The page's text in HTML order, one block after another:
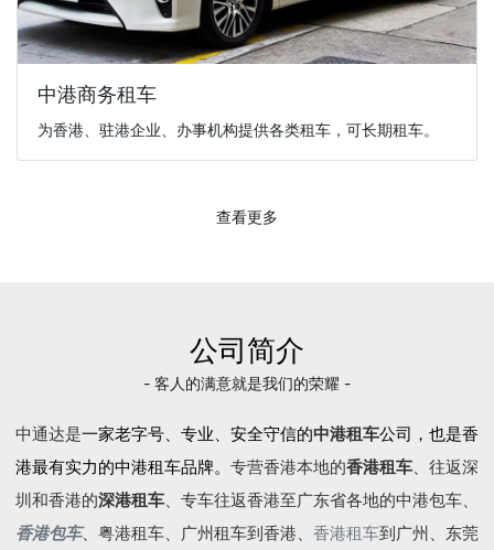
中港商务租车
为香港、驻港企业、办事机构提供各类租车，可长期租车。
查看更多
公司简介
- 客人的满意就是我们的荣耀 -
中通达是一家老字号、专业、安全守信的中港租车公司，也是香
港最有实力的中港租车品牌。 专营香港本地的香港租车、往返深
圳和香港的深港租车、专车往返香港至广东省各地的中港包车、
香港包车、 粤港租车、广州租车到香港、 香港租车到广州、东莞